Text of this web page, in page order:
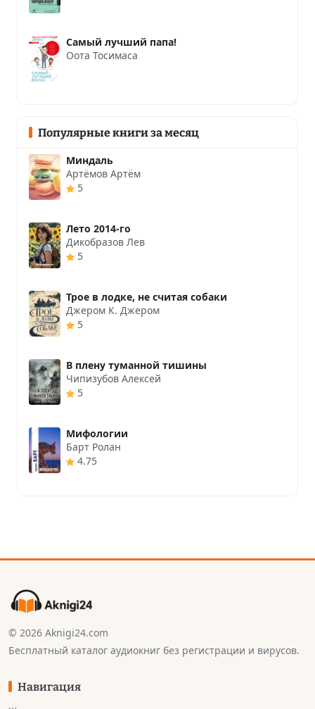
Самый лучший папа!
Оота Тосимаса
Популярные книги за месяц
Миндаль
Артёмов Артём
5
Лето 2014-го
Дикобразов Лев
5
Трое в лодке, не считая собаки
Джером К. Джером
5
В плену туманной тишины
Чипизубов Алексей
5
Мифологии
Барт Ролан
4.75
© 2026 Aknigi24.com
Бесплатный каталог аудиокниг без регистрации и вирусов.
Навигация